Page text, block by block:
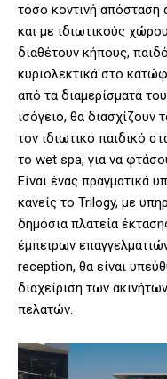
τόσο κοντινή απόσταση
και με ιδιωτικούς
διαθέτουν κήπους,
κυριολεκτικά στο
από τα διαμερίσματά
ισόγειο, θα
τον ιδιωτικό παιδικό
το wet spa, για να
Είναι ένας πραγματικά
κανείς το Trilogy, με
δημόσια πλατεία
έμπειρων
reception, θα είναι
διαχείριση των
πελατών.